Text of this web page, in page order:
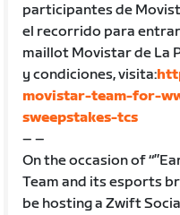
participantes de
el recorrido para
maillot Movistar de La
y condiciones, visita:
movistar-team-for-
sweepstakes-tcs
– –
On the occasion of
Team and its esports
be hosting a Zwift